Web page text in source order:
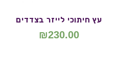
עץ חיתוכי לייזר בצדדים
₪230.00